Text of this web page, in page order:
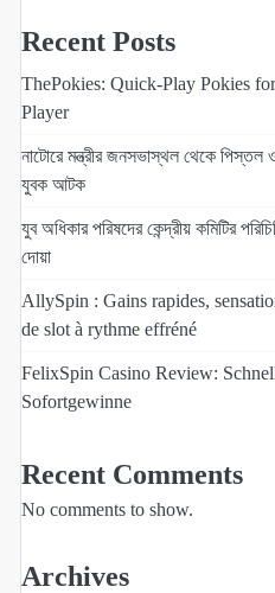
Recent Posts
ThePokies: Quick‑Play Pokies
Player
নাটোরে মন্ত্রীর জনসভাস্থল থেকে
যুবক আটক
যুব অধিকার পরিষদের কেন্দ্রীয় কমিটির
দোয়া
AllySpin : Gains rapides,
de slot à rythme effréné
FelixSpin Casino Review:
Sofortgewinne
Recent Comments
No comments to show.
Archives